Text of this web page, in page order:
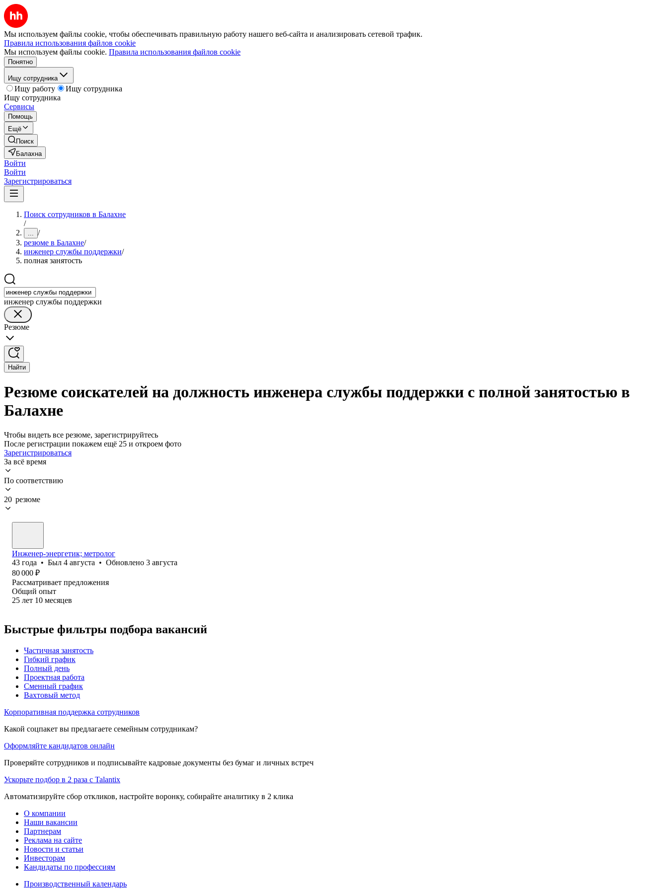
Мы используем файлы cookie, чтобы обеспечивать правильную работу нашего веб-сайта и анализировать сетевой трафик.
Правила использования файлов cookie
Мы используем файлы cookie. Правила использования файлов cookie
Понятно
Ищу сотрудника
Ищу работу
Ищу сотрудника
Ищу сотрудника
Сервисы
Помощь
Ещё
Поиск
Балахна
Войти
Войти
Зарегистрироваться
Поиск сотрудников в Балахне
/
... /
резюме в Балахне/
инженер службы поддержки/
полная занятость
инженер службы поддержки
Резюме
Найти
Резюме соискателей на должность инженера службы поддержки с полной занятостью в
Балахне
Чтобы видеть все резюме, зарегистрируйтесь
После регистрации покажем ещё 25 и откроем фото
Зарегистрироваться
За всё время
По соответствию
20 резюме
Инженер-энергетик; метролог
43 года • Был 4 августа • Обновлено 3 августа
80 000 ₽
Рассматривает предложения
Общий опыт
25 лет 10 месяцев
Быстрые фильтры подбора вакансий
Частичная занятость
Гибкий график
Полный день
Проектная работа
Сменный график
Вахтовый метод
Корпоративная поддержка сотрудников
Какой соцпакет вы предлагаете семейным сотрудникам?
Оформляйте кандидатов онлайн
Проверяйте сотрудников и подписывайте кадровые документы без бумаг и личных встреч
Ускорьте подбор в 2 раза с Talantix
Автоматизируйте сбор откликов, настройте воронку, собирайте аналитику в 2 клика
О компании
Наши вакансии
Партнерам
Реклама на сайте
Новости и статьи
Инвесторам
Кандидаты по профессиям
Производственный календарь